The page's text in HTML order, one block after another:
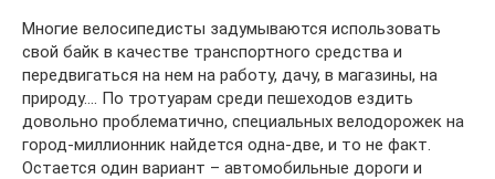
Многие велосипедисты задумываются использовать
свой байк в качестве транспортного средства и
передвигаться на нем на работу, дачу, в магазины, на
природу…. По тротуарам среди пешеходов ездить
довольно проблематично, специальных велодорожек на
город-миллионник найдется одна-две, и то не факт.
Остается один вариант – автомобильные дороги и